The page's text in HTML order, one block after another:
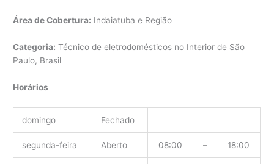
Área de Cobertura: Indaiatuba e Região
Categoria: Técnico de eletrodomésticos no Interior de São
Paulo, Brasil
Horários
domingo Fechado
segunda-feira Aberto 08:00 – 18:00